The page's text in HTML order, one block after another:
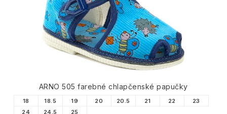
ARNO 505 farebné chlapčenské papučky
18 18.5 19 20 20.5 21 22
23
24
24.5 25